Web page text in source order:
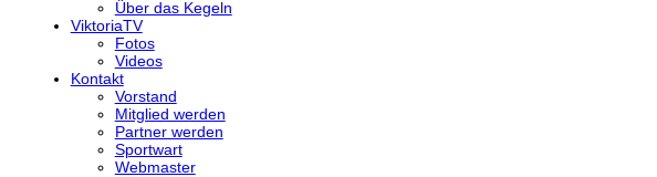
Über das Kegeln
ViktoriaTV
Fotos
Videos
Kontakt
Vorstand
Mitglied werden
Partner werden
Sportwart
Webmaster